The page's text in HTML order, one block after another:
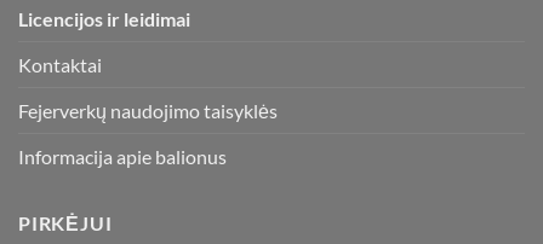
Licencijos ir leidimai
Kontaktai
Fejerverkų naudojimo taisyklės
Informacija apie balionus
PIRKĖJUI